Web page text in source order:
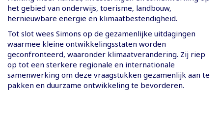
het gebied van onderwijs, toerisme, landbouw,
hernieuwbare energie en klimaatbestendigheid.
Tot slot wees Simons op de gezamenlijke uitdagingen
waarmee kleine ontwikkelingsstaten worden
geconfronteerd, waaronder klimaatverandering. Zij riep
op tot een sterkere regionale en internationale
samenwerking om deze vraagstukken gezamenlijk aan te
pakken en duurzame ontwikkeling te bevorderen.